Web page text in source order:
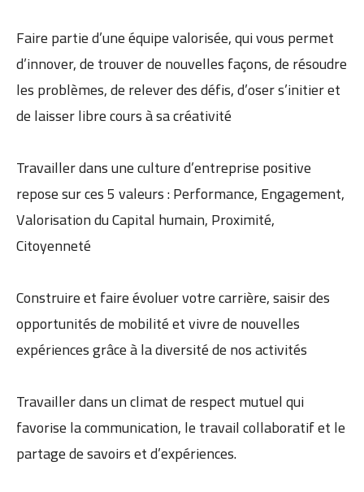
Faire partie d’une équipe valorisée, qui vous permet
d’innover, de trouver de nouvelles façons, de résoudre
les problèmes, de relever des défis, d’oser s’initier et
de laisser libre cours à sa créativité
Travailler dans une culture d’entreprise positive
repose sur ces 5 valeurs : Performance, Engagement,
Valorisation du Capital humain, Proximité,
Citoyenneté
Construire et faire évoluer votre carrière, saisir des
opportunités de mobilité et vivre de nouvelles
expériences grâce à la diversité de nos activités
Travailler dans un climat de respect mutuel qui
favorise la communication, le travail collaboratif et le
partage de savoirs et d’expériences.